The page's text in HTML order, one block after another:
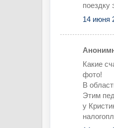
поездку
14 июня
Какие
фото!
В
Этим
у